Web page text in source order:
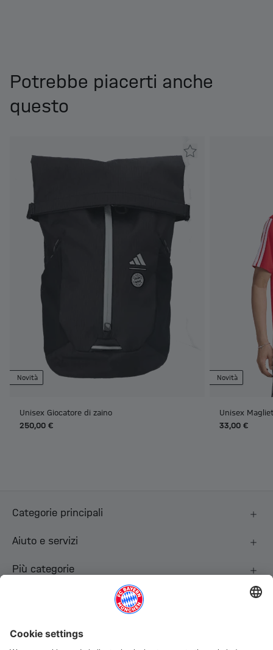
Potrebbe piacerti anche
questo
Novità
Unisex Giocatore di zaino
250,00 €
Novità
Unisex
33,00 €
Categorie principali
Aiuto e servizi
Più categorie